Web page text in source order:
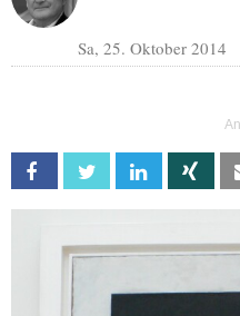
Sa, 25. Oktober 2014
Facebook Twitter Linkedin Xing